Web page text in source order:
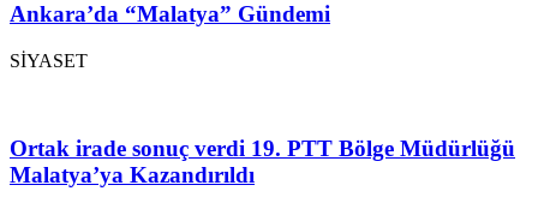
Ankara’da “Malatya” Gündemi
SİYASET
Ortak irade sonuç verdi 19. PTT Bölge Müdürlüğü
Malatya’ya Kazandırıldı